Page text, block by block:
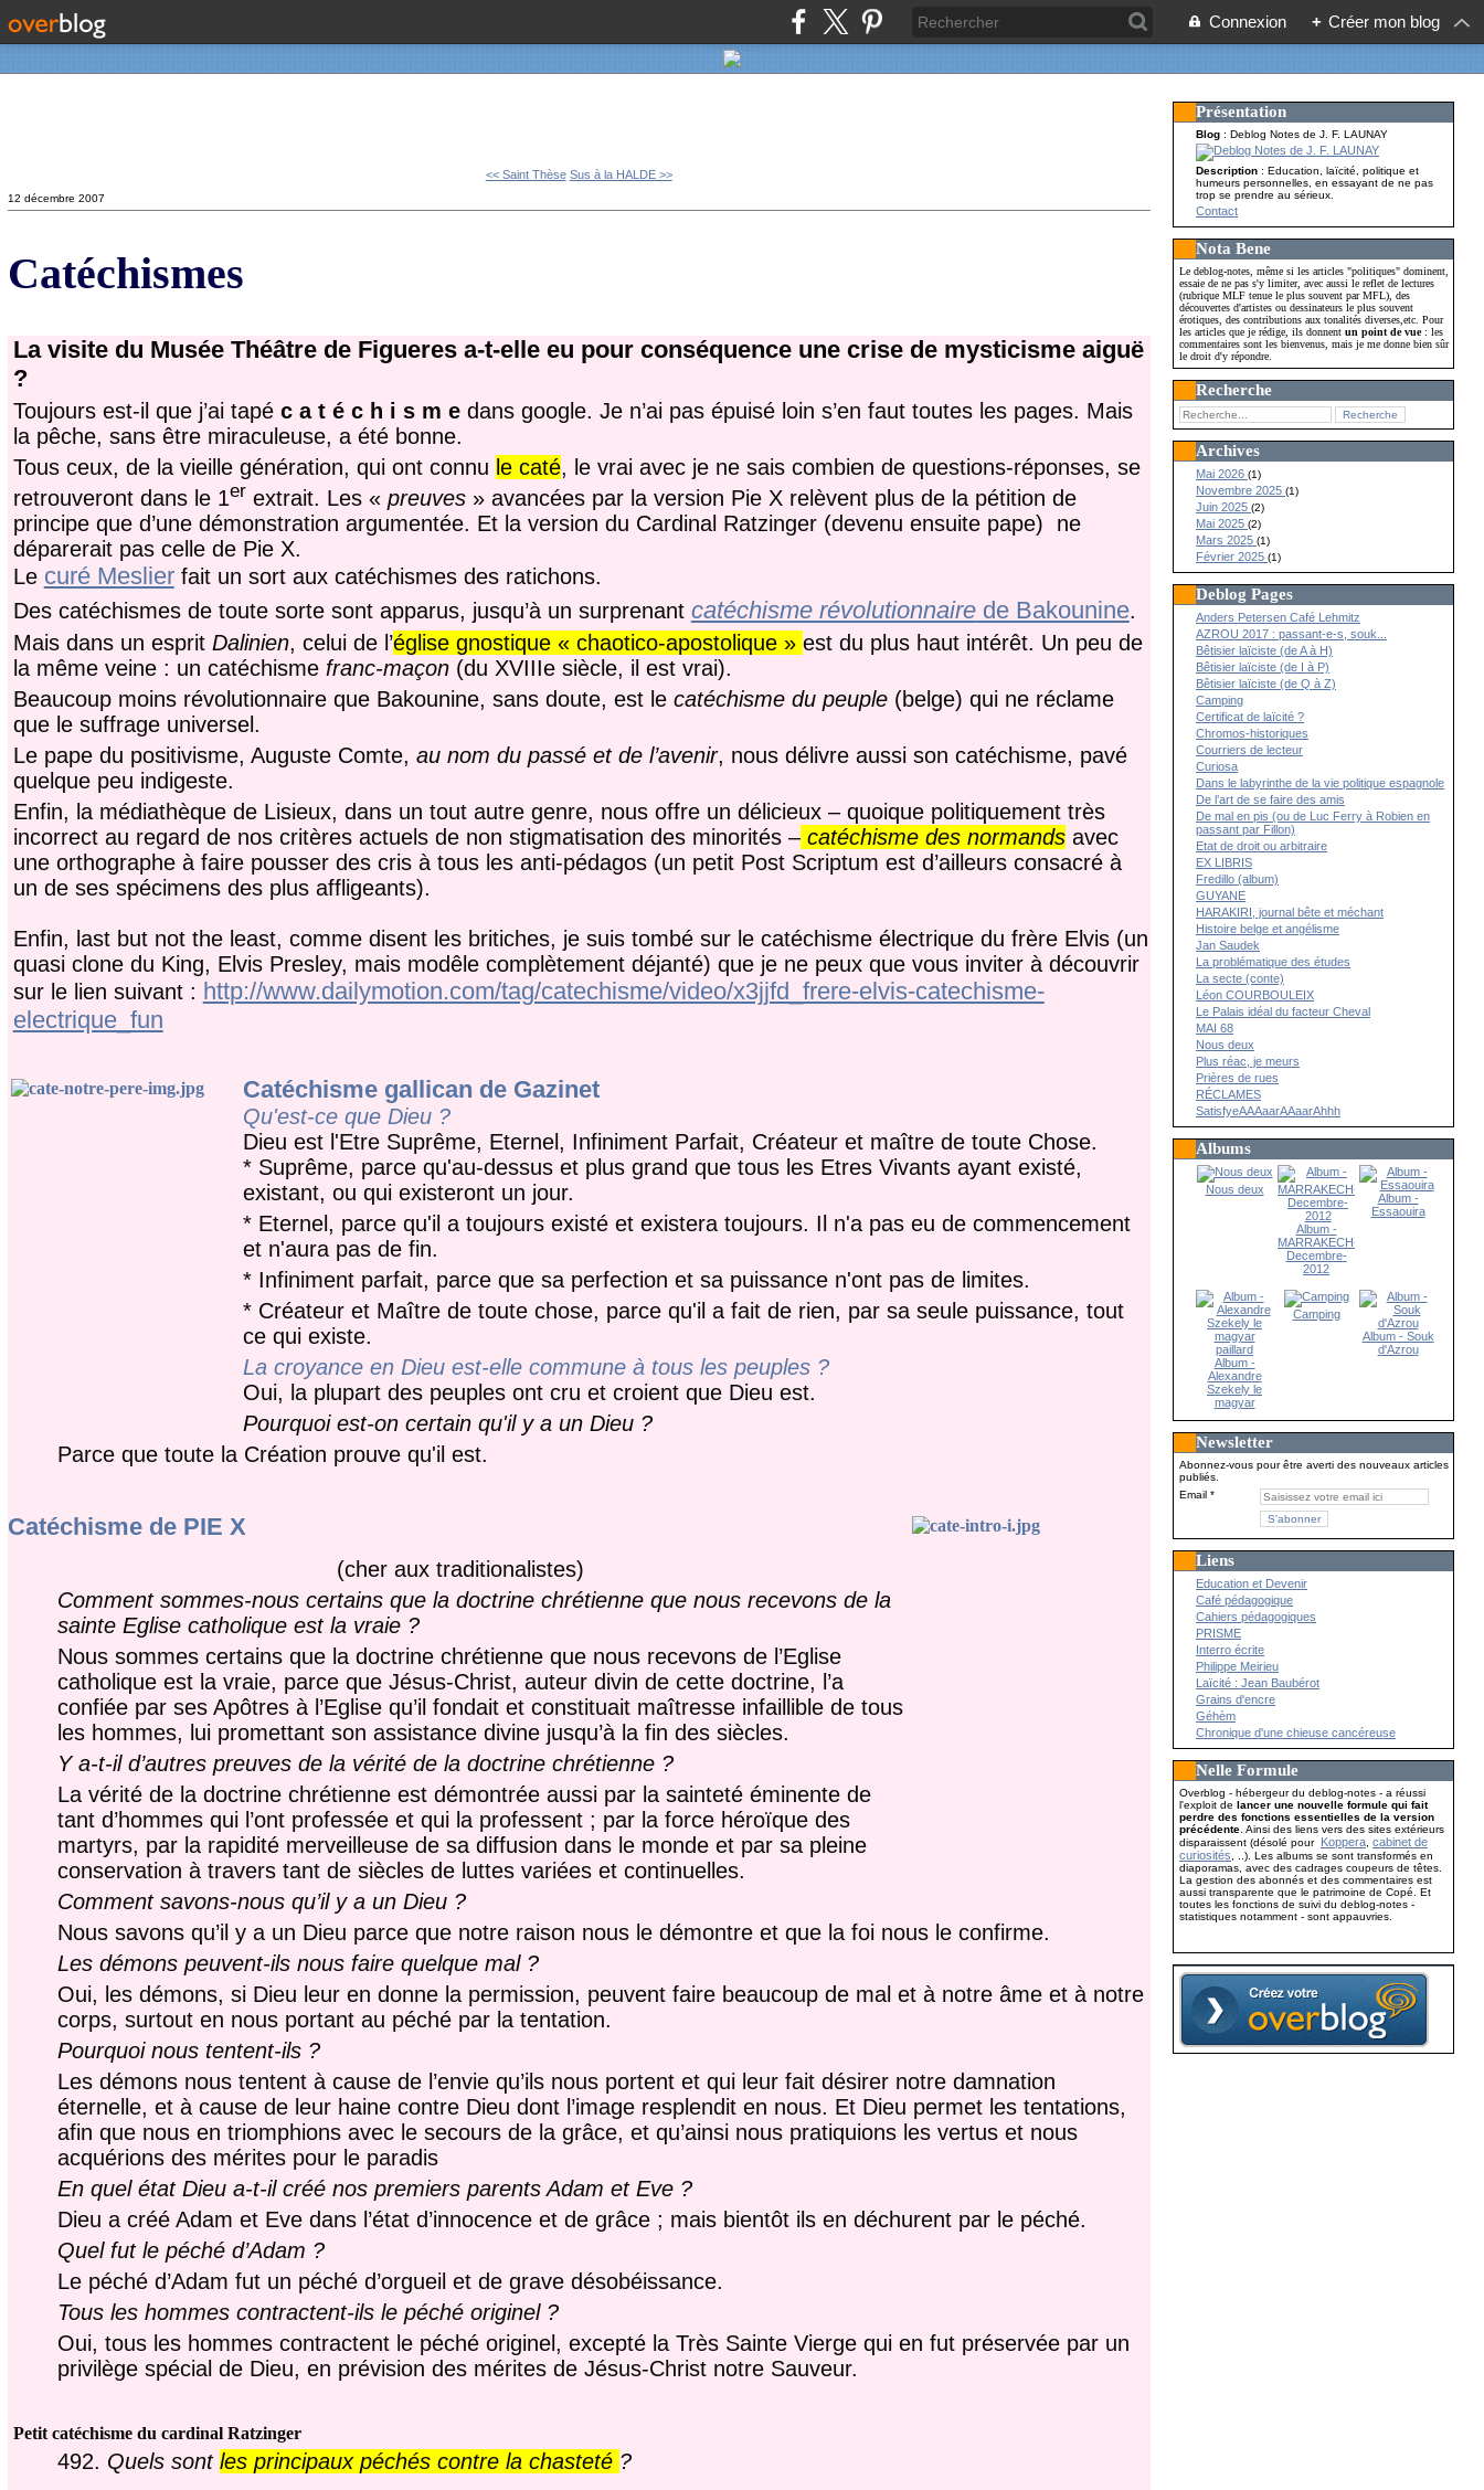
Connexion + Créer mon blog
<< Saint Thèse Sus à la HALDE >>
12 décembre 2007
Catéchismes
La visite du Musée Théâtre de Figueres a-t-elle eu pour conséquence une crise de mysticisme aiguë
?
Toujours est-il que j’ai tapé c a t é c h i s m edans google. Je n’ai pas épuisé loin s’en faut toutes les pages. Mais
la pêche, sans être miraculeuse, a été bonne.
Tous ceux, de la vieille génération, qui ont connu le caté, le vrai avec je ne sais combien de questions-réponses, se
retrouveront dans le 1er extrait. Les « preuves» avancées par la version Pie X relèvent plus de la pétition de
principe que d’une démonstration argumentée. Et la version du Cardinal Ratzinger (devenu ensuite pape) ne
déparerait pas celle de Pie X.
Le curé Meslierfait un sort aux catéchismes des ratichons.
Des catéchismes de toute sorte sont apparus, jusqu’à un surprenant catéchisme révolutionnairede Bakounine.
Mais dans un esprit Dalinien, celui de l’église gnostique « chaotico-apostolique » est du plus haut intérêt. Un peu de
la même veine : un catéchisme franc-maçon(du XVIIIe siècle, il est vrai).
Beaucoup moins révolutionnaire que Bakounine, sans doute, est le catéchisme du peuple(belge) qui ne réclame
que le suffrage universel.
Le pape du positivisme, Auguste Comte, au nom du passé et de l’avenir, nous délivre aussi son catéchisme, pavé
quelque peu indigeste.
Enfin, la médiathèque de Lisieux, dans un tout autre genre, nous offre un délicieux – quoique politiquement très
incorrect au regard de nos critères actuels de non stigmatisation des minorités – catéchisme des normandsavec
une orthographe à faire pousser des cris à tous les anti-pédagos (un petit Post Scriptum est d’ailleurs consacré à
un de ses spécimens des plus affligeants).
Enfin, last but not the least, comme disent les britiches, je suis tombé sur le catéchisme électrique du frère Elvis (un
quasi clone du King, Elvis Presley, mais modêle complètement déjanté) que je ne peux que vous inviter à découvrir
sur le lien suivant : http://www.dailymotion.com/tag/catechisme/video/x3jjfd_frere-elvis-catechisme-
electrique_fun
Catéchisme gallican de Gazinet
Qu'est-ce que Dieu ?
Dieu est l'Etre Suprême, Eternel, Infiniment Parfait, Créateur et maître de toute Chose.
* Suprême, parce qu'au-dessus et plus grand que tous les Etres Vivants ayant existé,
existant, ou qui existeront un jour.
* Eternel, parce qu'il a toujours existé et existera toujours. Il n'a pas eu de commencement
et n'aura pas de fin.
* Infiniment parfait, parce que sa perfection et sa puissance n'ont pas de limites.
* Créateur et Maître de toute chose, parce qu'il a fait de rien, par sa seule puissance, tout
ce qui existe.
La croyance en Dieu est-elle commune à tous les peuples ?
Oui, la plupart des peuples ont cru et croient que Dieu est.
Pourquoi est-on certain qu'il y a un Dieu ?
Parce que toute la Création prouve qu'il est.
Catéchisme de PIE X
(cher aux traditionalistes)
Comment sommes-nous certains que la doctrine chrétienne que nous recevons de la
sainte Eglise catholique est la vraie ?
Nous sommes certains que la doctrine chrétienne que nous recevons de l’Eglise
catholique est la vraie, parce que Jésus-Christ, auteur divin de cette doctrine, l’a
confiée par ses Apôtres à l’Eglise qu’il fondait et constituait maîtresse infaillible de tous
les hommes, lui promettant son assistance divine jusqu’à la fin des siècles.
Y a-t-il d’autres preuves de la vérité de la doctrine chrétienne ?
La vérité de la doctrine chrétienne est démontrée aussi par la sainteté éminente de
tant d’hommes qui l’ont professée et qui la professent ; par la force héroïque des
martyrs, par la rapidité merveilleuse de sa diffusion dans le monde et par sa pleine
conservation à travers tant de siècles de luttes variées et continuelles.
Comment savons-nous qu’il y a un Dieu ?
Nous savons qu’il y a un Dieu parce que notre raison nous le démontre et que la foi nous le confirme.
Les démons peuvent-ils nous faire quelque mal ?
Oui, les démons, si Dieu leur en donne la permission, peuvent faire beaucoup de mal et à notre âme et à notre
corps, surtout en nous portant au péché par la tentation.
Pourquoi nous tentent-ils ?
Les démons nous tentent à cause de l’envie qu’ils nous portent et qui leur fait désirer notre damnation
éternelle, et à cause de leur haine contre Dieu dont l’image resplendit en nous. Et Dieu permet les tentations,
afin que nous en triomphions avec le secours de la grâce, et qu’ainsi nous pratiquions les vertus et nous
acquérions des mérites pour le paradis
En quel état Dieu a-t-il créé nos premiers parents Adam et Eve ?
Dieu a créé Adam et Eve dans l’état d’innocence et de grâce ; mais bientôt ils en déchurent par le péché.
Quel fut le péché d’Adam ?
Le péché d’Adam fut un péché d’orgueil et de grave désobéissance.
Tous les hommes contractent-ils le péché originel ?
Oui, tous les hommes contractent le péché originel, excepté la Très Sainte Vierge qui en fut préservée par un
privilège spécial de Dieu, en prévision des mérites de Jésus-Christ notre Sauveur.
Petit catéchisme du cardinal Ratzinger
492. Quels sont les principaux péchés contre la chasteté ?
Présentation
Blog : Deblog Notes de J. F. LAUNAY
Description: Education, laïcité, politique et
humeurs personnelles, en essayant de ne pas
trop se prendre au sérieux.
Contact
Nota Bene
Le deblog-notes, même si les articles "politiques" dominent,
essaie de ne pas s'y limiter, avec aussi le reflet de lectures
(rubrique MLF tenue le plus souvent par MFL), des
découvertes d'artistes ou dessinateurs le plus souvent
érotiques, des contributions aux tonalités diverses,etc. Pour
les articles que je rédige, ils donnentun point de vue: les
commentaires sont les bienvenus, mais je me donne bien sûr
le droit d'y répondre.
Recherche
Archives
Mai 2026(1)
Novembre 2025(1)
Juin 2025(2)
Mai 2025(2)
Mars 2025(1)
Février 2025(1)
Deblog Pages
Anders Petersen Café Lehmitz
AZROU 2017 : passant-e-s, souk...
Bêtisier laïciste (de A à H)
Bêtisier laïciste (de I à P)
Bêtisier laïciste (de Q à Z)
Camping
Certificat de laïcité ?
Chromos-historiques
Courriers de lecteur
Curiosa
Dans le labyrinthe de la vie politique espagnole
De l’art de se faire des amis
De mal en pis (ou de Luc Ferry à Robien en
passant par Fillon)
Etat de droit ou arbitraire
EX LIBRIS
Fredillo (album)
GUYANE
HARAKIRI, journal bête et méchant
Histoire belge et angélisme
Jan Saudek
La problématique des études
La secte (conte)
Léon COURBOULEIX
Le Palais idéal du facteur Cheval
MAI 68
Nous deux
Plus réac, je meurs
Prières de rues
RÉCLAMES
SatisfyeAAAaarAAaarAhhh
Albums
Nous deux
Album -
MARRAKECH-
Decembre-
2012
Album -
Essaouira
Album -
Alexandre
Szekely le
magyar
Camping
Album - Souk
d'Azrou
Newsletter
Abonnez-vous pour être averti des nouveaux articles
publiés.
Email
Liens
Education et Devenir
Café pédagogique
Cahiers pédagogiques
PRISME
Interro écrite
Philippe Meirieu
Laïcité : Jean Baubérot
Grains d'encre
Géhèm
Chronique d'une chieuse cancéreuse
Nelle Formule
Overblog - hébergeur du deblog-notes - a réussi
l'exploit delancer une nouvelle formule qui fait
perdre des fonctions essentielles de la version
précédente . Ainsi des liens vers des sites extérieurs
disparaissent (désolé pour Koppera ,cabinet de
curiosités , ..). Les albums se sont transformés en
diaporamas, avec des cadrages coupeurs de têtes.
La gestion des abonnés et des commentaires est
aussi transparente que le patrimoine de Copé. Et
toutes les fonctions de suivi du deblog-notes -
statistiques notamment - sont appauvries.